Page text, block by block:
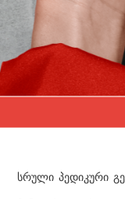
სრული პედიკური